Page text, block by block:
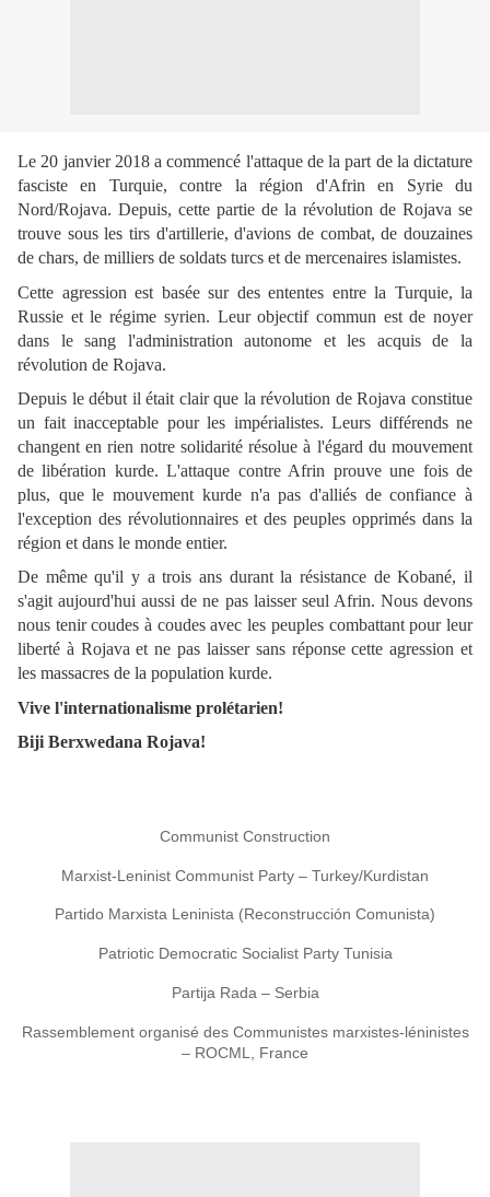
Le 20 janvier 2018 a commencé l'attaque de la part de la dictature
fasciste en Turquie, contre la région d'Afrin en Syrie du
Nord/Rojava. Depuis, cette partie de la révolution de Rojava se
trouve sous les tirs d'artillerie, d'avions de combat, de douzaines
de chars, de milliers de soldats turcs et de mercenaires islamistes.
Cette agression est basée sur des ententes entre la Turquie, la
Russie et le régime syrien. Leur objectif commun est de noyer
dans le sang l'administration autonome et les acquis de la
révolution de Rojava.
Depuis le début il était clair que la révolution de Rojava constitue
un fait inacceptable pour les impérialistes. Leurs différends ne
changent en rien notre solidarité résolue à l'égard du mouvement
de libération kurde. L'attaque contre Afrin prouve une fois de
plus, que le mouvement kurde n'a pas d'alliés de confiance à
l'exception des révolutionnaires et des peuples opprimés dans la
région et dans le monde entier.
De même qu'il y a trois ans durant la résistance de Kobané, il
s'agit aujourd'hui aussi de ne pas laisser seul Afrin. Nous devons
nous tenir coudes à coudes avec les peuples combattant pour leur
liberté à Rojava et ne pas laisser sans réponse cette agression et
les massacres de la population kurde.
Vive l'internationalisme prolétarien!
Biji Berxwedana Rojava!
Communist Construction
Marxist-Leninist Communist Party – Turkey/Kurdistan
Partido Marxista Leninista (Reconstrucción Comunista)
Patriotic Democratic Socialist Party Tunisia
Partija Rada – Serbia
Rassemblement organisé des Communistes marxistes-léninistes
– ROCML,
France